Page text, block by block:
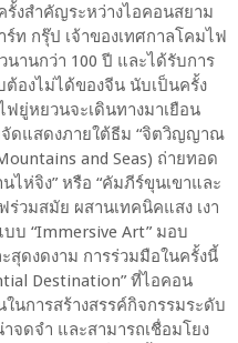
งสำคัญระหว่างไอคอนสยาม
ท กรุ๊ป เจ้าของเทศกาลโคมไฟ
านกว่า 100 ปี และได้รับการ
องไม่ได้ของจีน นับเป็นครั้ง
ยู่หยวนจะเดินทางมาเยือน
จัดแสดงภายใต้ธีม “จิตวิญญาณ
and Seas) ถ่ายทอด
ไห่จิง” หรือ “คัมภีร์ขุนเขาและ
วมสมัย ผสานเทคนิคแสง เงา
บ “Immersive Art” มอบ
ดงดงาม การร่วมมือในครั้งนี้
Destination” ที่ไอคอน
นการสร้างสรรค์กิจกรรมระดับ
ดจำ และสามารถเชื่อมโยง